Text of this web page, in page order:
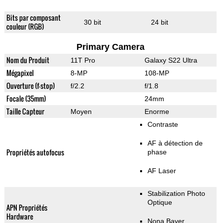
Bits par composant
couleur (RGB)
30 bit 24 bit
Primary Camera
Nom du Produit 11T Pro Galaxy S22 Ultra
Mégapixel 8-MP 108-MP
Ouverture (f-stop) f/2.2 f/1.8
Focale (35mm) 24mm
Taille Capteur Moyen Enorme
Propriétés autofocus
Contraste
AF à détection de
phase
AF Laser
APN Propriétés
Hardware
Stabilization Photo
Optique
Nona Bayer